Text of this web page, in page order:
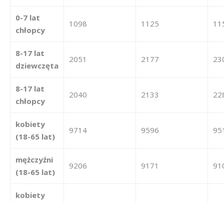
0-7 lat
chłopcy
1098 1125
8-17 lat
dziewczęta
2051 2177
8-17 lat
chłopcy
2040 2133
kobiety
(18-65 lat)
9714 9596
mężczyźni
(18-65 lat)
9206 9171
kobiety